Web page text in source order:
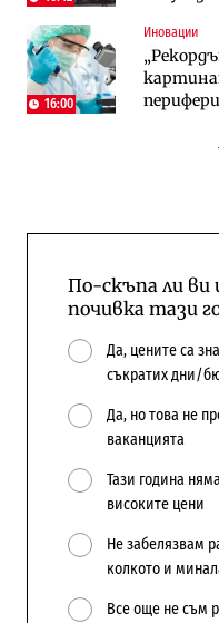
16:00
Иновации
Digi&AI
медии
напълно
Компании
По-скъпа ли ви
почивка тази
Да, цените са
съкратих дни/
Да, но това не
ваканцията
Тази година
високите цени
Не забелязвам
колкото и
Все още не съм